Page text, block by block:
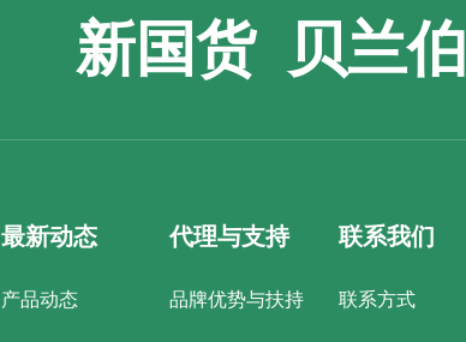
新国货 贝兰伯
最新动态
产品动态
代理与支持
品牌优势与扶持
联系我们
联系方式